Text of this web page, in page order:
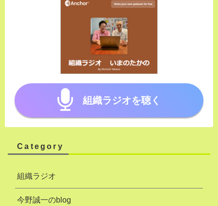
組織ラジオを聴く
Category
組織ラジオ
今野誠一のblog